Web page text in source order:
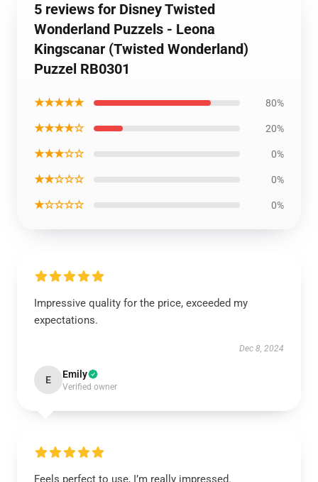
5 reviews for Disney Twisted
Wonderland Puzzels - Leona
Kingscanar (Twisted Wonderland)
Puzzel RB0301
★★★★★ 80%
★★★★☆ 20%
★★★☆☆ 0%
★★☆☆☆ 0%
★☆☆☆☆ 0%
Impressive quality for the price, exceeded my
expectations.
Dec 8, 2024
E Emily
Verified owner
Feels perfect to use, I’m really impressed.